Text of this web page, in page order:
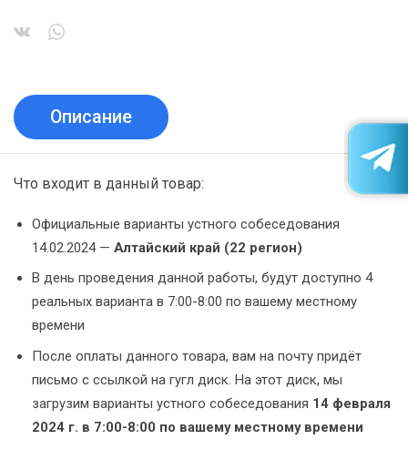
Описание
Что входит в данный товар:
Официальные варианты устного собеседования
14.02.2024 — Алтайский край (22 регион)
В день проведения данной работы, будут доступно 4
реальных варианта в 7:00-8:00 по вашему местному
времени
После оплаты данного товара, вам на почту придёт
письмо с ссылкой на гугл диск. На этот диск, мы
загрузим варианты устного собеседования 14 февраля
2024 г. в 7:00-8:00 по вашему местному времени